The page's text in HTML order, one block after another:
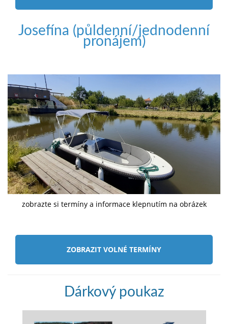
Josefína (půldenní/jednodenní
pronájem)
zobrazte si termíny a informace klepnutím na obrázek
ZOBRAZIT VOLNÉ TERMÍNY
Dárkový poukaz